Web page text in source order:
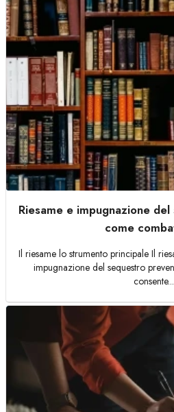
Riesame e impugnazione
come
Il riesame lo strumento principale Il
impugnazione del sequestro
consente...